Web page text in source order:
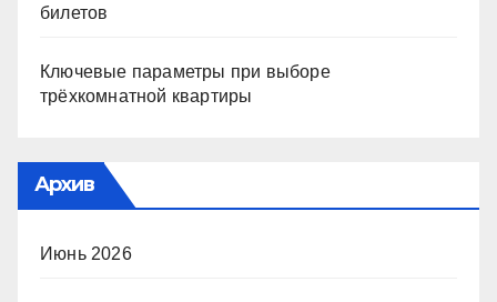
билетов
Ключевые параметры при выборе
трёхкомнатной квартиры
Архив
Июнь 2026